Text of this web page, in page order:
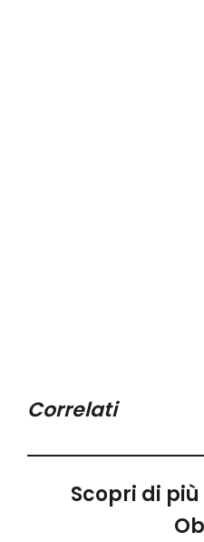
Correlati
Scopri di